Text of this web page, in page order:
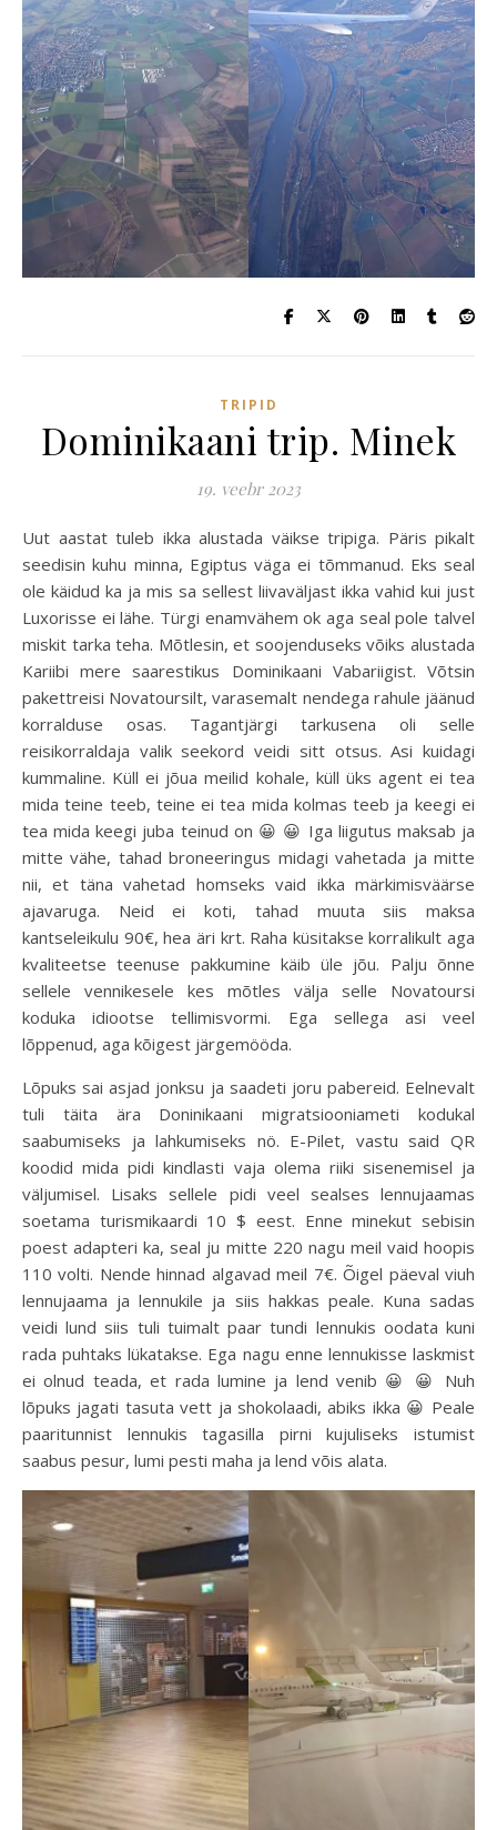
TRIPID
Dominikaani trip. Minek
19. veebr 2023
Uut aastat tuleb ikka alustada väikse tripiga. Päris pikalt
seedisin kuhu minna, Egiptus väga ei tõmmanud. Eks seal
ole käidud ka ja mis sa sellest liivaväljast ikka vahid kui just
Luxorisse ei lähe. Türgi enamvähem ok aga seal pole talvel
miskit tarka teha. Mõtlesin, et soojenduseks võiks alustada
Kariibi mere saarestikus Dominikaani Vabariigist. Võtsin
pakettreisi Novatoursilt, varasemalt nendega rahule jäänud
korralduse osas. Tagantjärgi tarkusena oli selle
reisikorraldaja valik seekord veidi sitt otsus. Asi kuidagi
kummaline. Küll ei jõua meilid kohale, küll üks agent ei tea
mida teine teeb, teine ei tea mida kolmas teeb ja keegi ei
tea mida keegi juba teinud on 😀 😀 Iga liigutus maksab ja
mitte vähe, tahad broneeringus midagi vahetada ja mitte
nii, et täna vahetad homseks vaid ikka märkimisväärse
ajavaruga. Neid ei koti, tahad muuta siis maksa
kantseleikulu 90€, hea äri krt. Raha küsitakse korralikult aga
kvaliteetse teenuse pakkumine käib üle jõu. Palju õnne
sellele vennikesele kes mõtles välja selle Novatoursi
koduka idiootse tellimisvormi. Ega sellega asi veel
lõppenud, aga kõigest järgemööda.
Lõpuks sai asjad jonksu ja saadeti joru pabereid. Eelnevalt
tuli täita ära Doninikaani migratsiooniameti kodukal
saabumiseks ja lahkumiseks nö. E-Pilet, vastu said QR
koodid mida pidi kindlasti vaja olema riiki sisenemisel ja
väljumisel. Lisaks sellele pidi veel sealses lennujaamas
soetama turismikaardi 10 $ eest. Enne minekut sebisin
poest adapteri ka, seal ju mitte 220 nagu meil vaid hoopis
110 volti. Nende hinnad algavad meil 7€. Õigel päeval viuh
lennujaama ja lennukile ja siis hakkas peale. Kuna sadas
veidi lund siis tuli tuimalt paar tundi lennukis oodata kuni
rada puhtaks lükatakse. Ega nagu enne lennukisse laskmist
ei olnud teada, et rada lumine ja lend venib 😀 😀 Nuh
lõpuks jagati tasuta vett ja shokolaadi, abiks ikka 😀 Peale
paaritunnist lennukis tagasilla pirni kujuliseks istumist
saabus pesur, lumi pesti maha ja lend võis alata.